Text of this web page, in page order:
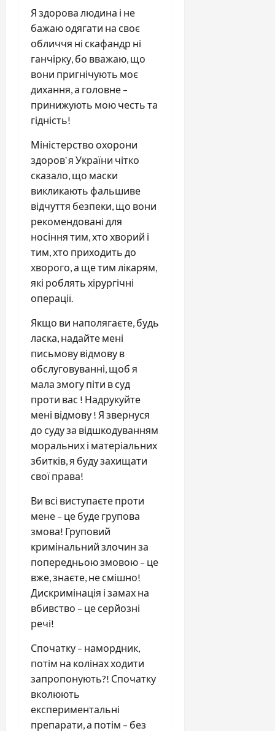
Я здорова людина і не
бажаю одягати на своє
обличчя ні скафандр ні
ганчірку, бо вважаю, що
вони пригнічують моє
дихання, а головне –
принижують мою честь та
гідність!
Міністерство охорони
здоров`я України чітко
сказало, що маски
викликають фальшиве
відчуття безпеки, що вони
рекомендовані для
носіння тим, хто хворий і
тим, хто приходить до
хворого, а ще тим лікарям,
які роблять хірургічні
операції.
Якщо ви наполягаєте, будь
ласка, надайте мені
письмову відмову в
обслуговуванні, щоб я
мала змогу піти в суд
проти вас ! Надрукуйте
мені відмову ! Я звернуся
до суду за відшкодуванням
моральних і матеріальних
збитків, я буду захищати
свої права!
Ви всі виступаєте проти
мене – це буде групова
змова! Груповий
кримінальний злочин за
попередньою змовою – це
вже, знаєте, не смішно!
Дискримінація і замах на
вбивство – це серйозні
речі!
Спочатку – намордник,
потім на колінах ходити
запропонують?! Спочатку
вколюють
експериментальні
препарати, а потім – без